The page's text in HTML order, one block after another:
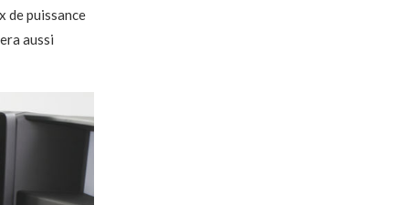
de puissance
aussi